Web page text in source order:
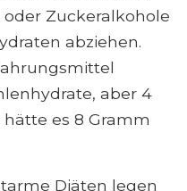
Zuckeralkohole
abziehen.
aber 4
es 8 Gramm
Diäten legen